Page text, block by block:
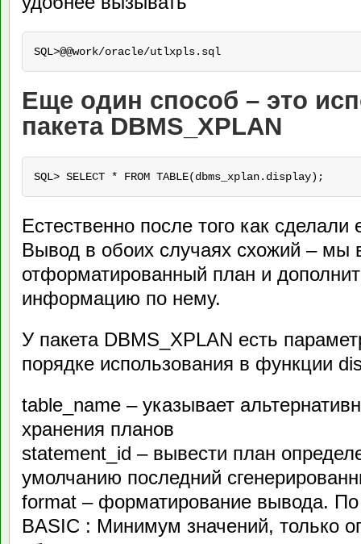
SQL>@@work/oracle/utlxpls.sql
Еще один способ – это
пакета DBMS_XPLAN
SQL> SELECT * FROM TABLE(dbms_xplan.display);
Естественно после того как сделали
Вывод в обоих случаях схожий – мы
отформатированный план и
информацию по нему.
У пакета DBMS_XPLAN есть
порядке использования в функции
table_name – указывает
хранения планов
statement_id – вывести план
умолчанию последний
format – форматирование вывода.
BASIC : Минимум значений, только